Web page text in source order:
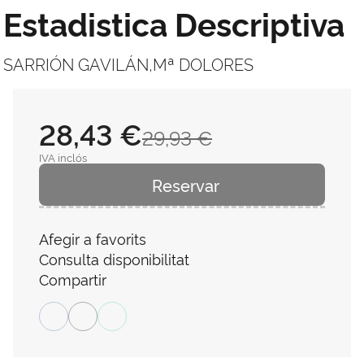
Estadistica Descriptiva
SARRIÓN GAVILÁN,Mª DOLORES
29,93 €
28,43 €
IVA inclós
Reservar
Afegir a favorits
Consulta disponibilitat
Compartir